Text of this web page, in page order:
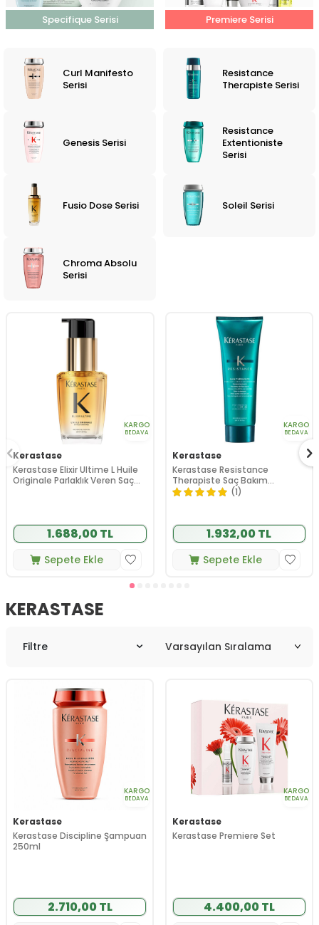
Specifique Serisi Premiere Serisi
Curl Manifesto
Serisi
Resistance
Therapiste Serisi
Genesis Serisi
Resistance
Extentioniste
Serisi
Fusio Dose Serisi Soleil Serisi
Chroma Absolu
Serisi
KARGO
BEDAVA
Kerastase
Kerastase Elixir Ultime L Huile
Originale Parlaklık Veren Saç
1.688,00 TL
Sepete Ekle
KARGO
BEDAVA
Kerastase
Kerastase Resistance
Therapiste Saç Bakım
Şampuanı 250 ml
(1)
1.932,00 TL
Sepete Ekle
KERASTASE
Filtre
KARGO
BEDAVA
Kerastase
Kerastase Discipline Şampuan
250ml
2.710,00 TL
KARGO
BEDAVA
Kerastase
Kerastase Premiere Set
4.400,00 TL